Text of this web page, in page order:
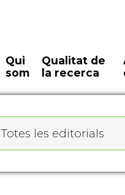
Qui
som
Qualitat de
la recerca
Totes les editorials